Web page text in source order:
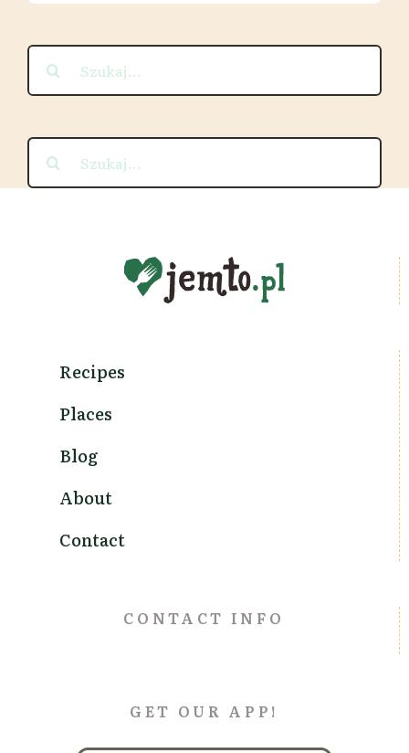
Recipes
Places
Blog
About
Contact
CONTACT INFO
GET OUR APP!